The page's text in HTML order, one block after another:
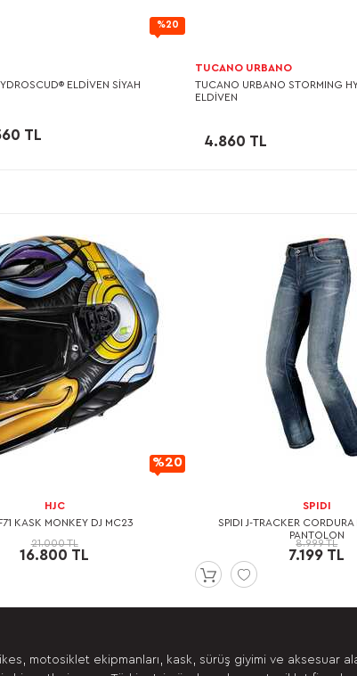
%20
ELDİVEN SİYAH
TL
TUCANO URBANO
TUCANO URBANO STORMING
ELDİVEN
4.860 TL
%20
İndirimli
HJC
KASK MONKEY DJ MC23
21.000 TL
16.800 TL
SPIDI
SPIDI J-TRACKER CORDURA
PANTOLON
8.999 TL
7.199 TL
motosiklet ekipmanları, kask, sürüş giyimi ve aksesuar